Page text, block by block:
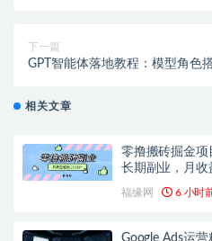
下一篇
GPT智能体落地教程：模型角色
相关文章
零撸搬砖掘金项
长期副业，月收
福缘网 6 小时